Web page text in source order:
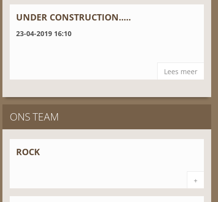
UNDER CONSTRUCTION.....
23-04-2019 16:10
Lees meer
ONS TEAM
ROCK
+